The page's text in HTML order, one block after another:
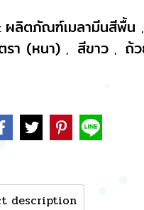
ผลิตภัณฑ์เมลามีนสีพื้น ,
รา (หนา) , สีขาว , ถ้
description